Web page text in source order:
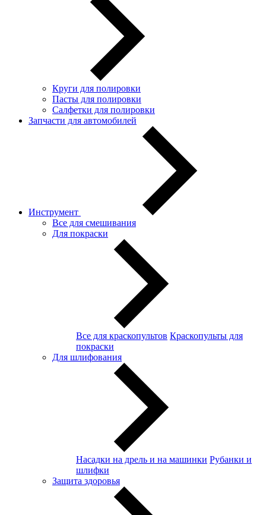
Круги для полировки
Пасты для полировки
Салфетки для полировки
Запчасти для автомобилей
Инструмент
Все для смешивания
Для покраски
Все для краскопультов Краскопульты для
покраски
Для шлифования
Насадки на дрель и на машинки Рубанки и
шлифки
Защита здоровья